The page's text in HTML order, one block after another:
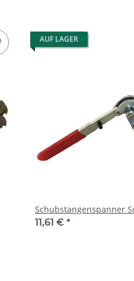
AUF LAGER
Schubstangenspanner
11,61 € *